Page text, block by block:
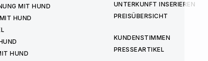
MIT HUND
HUND
HUND
UNTERKUNFT INSERIEREN
PREISÜBERSICHT
KUNDENSTIMMEN
PRESSEARTIKEL